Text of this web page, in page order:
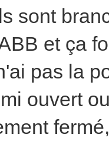
sont
et ça
pas la
ouvert